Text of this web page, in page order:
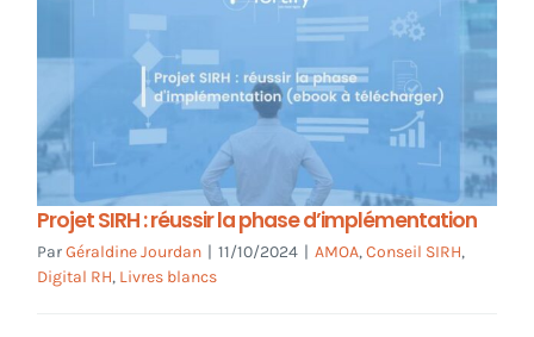
Ressources
Support
CONNEXION
Projet SIRH : réussir la phase d’implémentation
ParGéraldine Jourdan | 11/10/2024 | AMOA,Conseil SIRH,
Digital RH, Livres blancs